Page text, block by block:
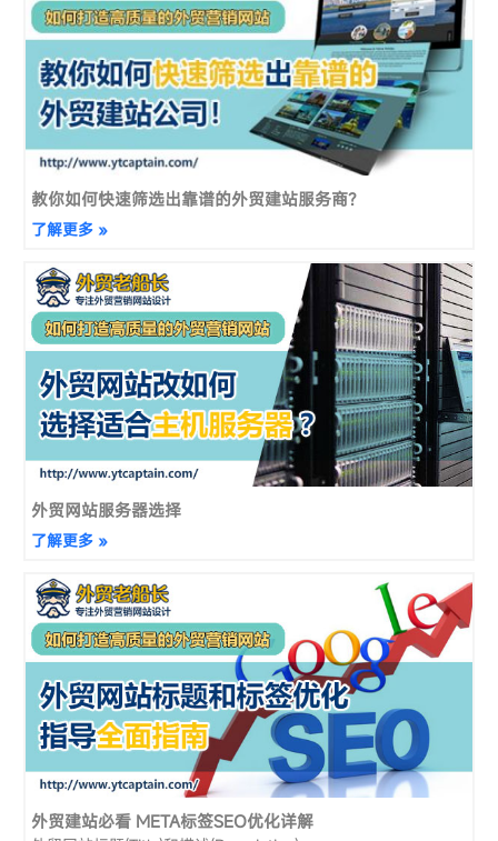
教你如何快速筛选出靠谱的外贸建站服务商？
了解更多 »
外贸网站服务器选择
了解更多 »
外贸建站必看 META标签SEO优化详解